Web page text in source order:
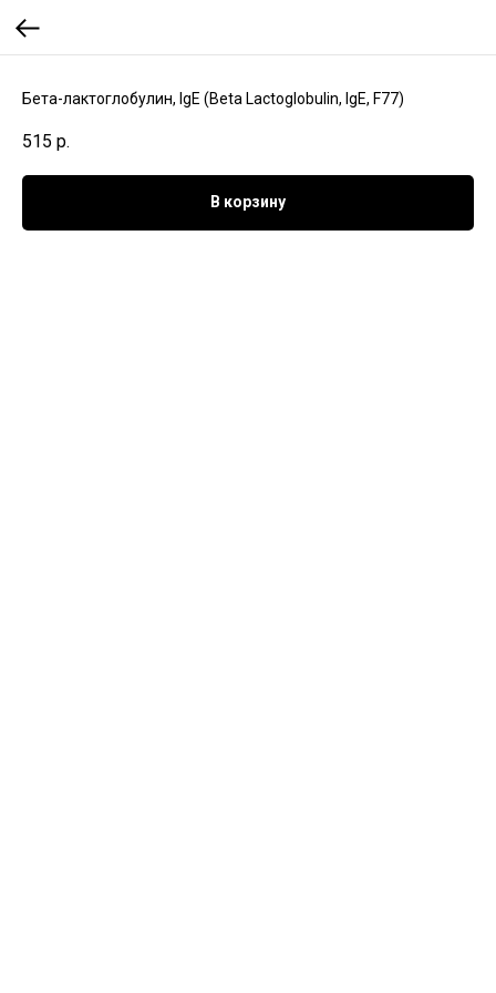
Бета-лактоглобулин, IgE (Beta Lactoglobulin, IgE, F77)
515 р.
В корзину